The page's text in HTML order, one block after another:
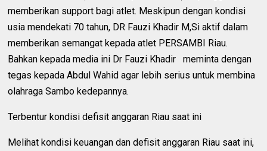
memberikan support bagi atlet. Meskipun dengan kondisi
usia mendekati 70 tahun, DR Fauzi Khadir M,Si aktif dalam
memberikan semangat kepada atlet PERSAMBI Riau.
Bahkan kepada media ini Dr Fauzi Khadir meminta dengan
tegas kepada Abdul Wahid agar lebih serius untuk membina
olahraga Sambo kedepannya.
Terbentur kondisi defisit anggaran Riau saat ini
Melihat kondisi keuangan dan defisit anggaran Riau saat ini,